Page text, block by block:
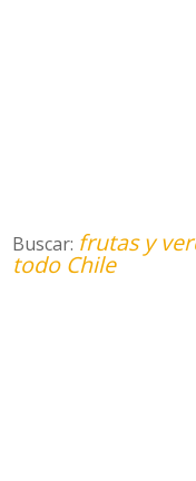
Buscar: frutas y
todo Chile